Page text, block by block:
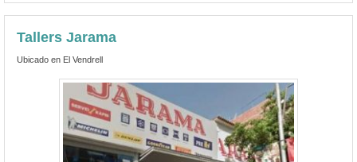
Tallers Jarama
Ubicado en El Vendrell